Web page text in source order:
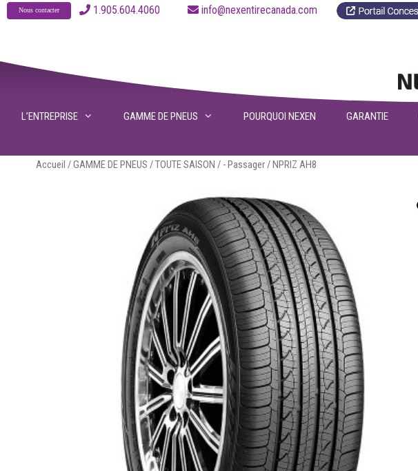
Aller
Nous contacter 1.905.604.4060 info@nexentirecanada.com
L’ENTREPRISE GAMME DE PNEUS POURQUOI NEXEN GARANTIE
Accueil /GAMME DE PNEUS /TOUTE SAISON / - Passager / NPRIZ AH8